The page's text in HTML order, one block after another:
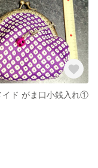
イド がま口小銭入れ①